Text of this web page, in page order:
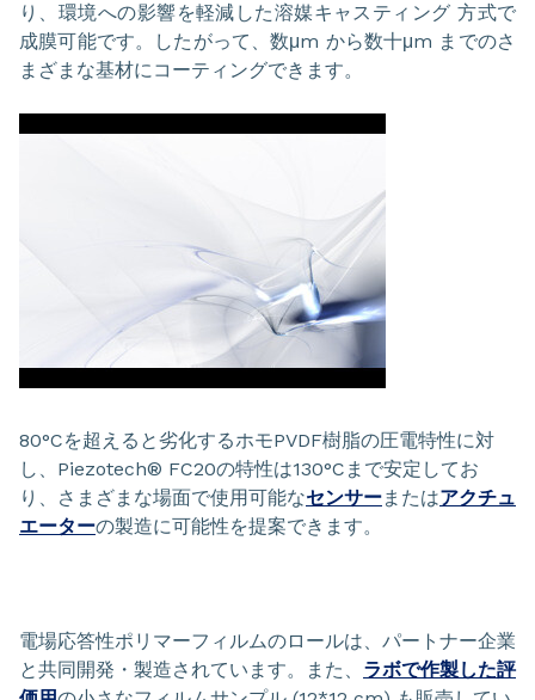
り、環境への影響を軽減した溶媒キャスティング 方式で
成膜可能です。したがって、数μm から数十μm までのさ
まざまな基材にコーティングできます。
80°Cを超えると劣化するホモPVDF樹脂の圧電特性に対
し、Piezotech® FC20の特性は130°Cまで安定してお
り、さまざまな場面で使用可能なセンサーまたはアクチュ
エーターの製造に可能性を提案できます。
電場応答性ポリマーフィルムのロールは、パートナー企業
と共同開発・製造されています。また、 ラボで作製した評